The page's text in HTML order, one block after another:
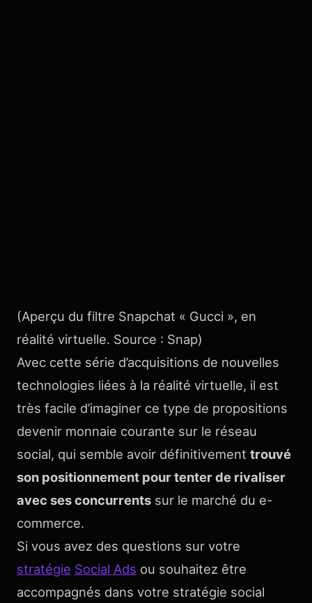
(Aperçu du filtre Snapchat « Gucci », en
réalité virtuelle. Source : Snap)
Avec cette série d’acquisitions de nouvelles
technologies liées à la réalité virtuelle, il est
très facile d’imaginer ce type de propositions
devenir monnaie courante sur le réseau
social, qui semble avoir définitivement trouvé
son positionnement pour tenter de rivaliser
avec ses concurrents sur le marché du e-
commerce.
Si vous avez des questions sur votre
stratégie Social Ads ou souhaitez être
accompagnés dans votre stratégie social